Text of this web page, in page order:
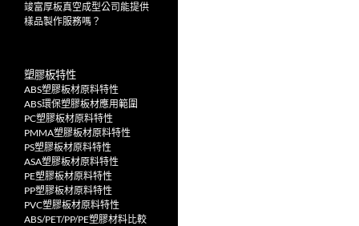
竣富厚板真空成型公司能提供
樣品製作服務嗎？
塑膠板特性
ABS塑膠板材原料特性
ABS環保塑膠板材應用範圍
PC塑膠板材原料特性
PMMA塑膠板材原料特性
PS塑膠板材原料特性
ASA塑膠板材原料特性
PE塑膠板材原料特性
PP塑膠板材原料特性
PVC塑膠板材原料特性
ABS/PET/PP/PE塑膠材料比較